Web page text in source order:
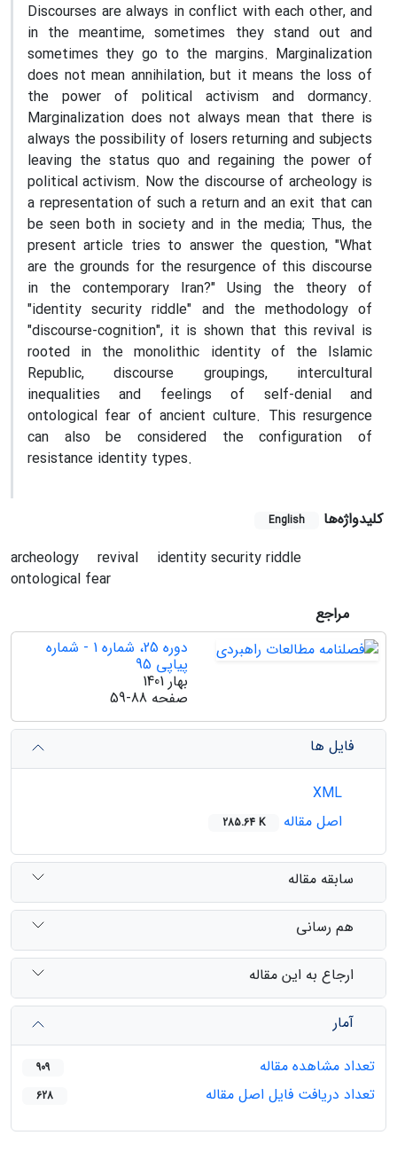
Discourses are always in conflict with each other, and
in the meantime, sometimes they stand out and
sometimes they go to the margins. Marginalization
does not mean annihilation, but it means the loss of
the power of political activism and dormancy.
Marginalization does not always mean that there is
always the possibility of losers returning and subjects
leaving the status quo and regaining the power of
political activism. Now the discourse of archeology is
a representation of such a return and an exit that can
be seen both in society and in the media; Thus, the
present article tries to answer the question, "What
are the grounds for the resurgence of this discourse
in the contemporary Iran?" Using the theory of
"identity security riddle" and the methodology of
"discourse-cognition", it is shown that this revival is
rooted in the monolithic identity of the Islamic
Republic, discourse groupings, intercultural
inequalities and feelings of self-denial and
ontological fear of ancient culture. This resurgence
can also be considered the configuration of
resistance identity types.
کلیدواژه‌ها English
archeology revival
identity security riddle
ontological fear
مراجع
دوره 25، شماره 1 - شماره
پیاپی 95
بهار 1401
صفحه 59-88
فایل ها
اصل مقاله
285.64 K
سابقه مقاله
هم رسانی
ارجاع به این مقاله
آمار
تعداد مشاهده مقاله
909
تعداد دریافت فایل اصل مقاله 628